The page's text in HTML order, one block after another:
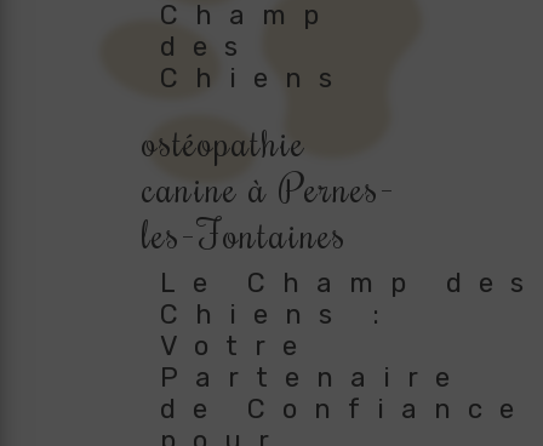
Champ
des
Chiens
ostéopathie
canine à Pernes-
les-Fontaines
Le Champ des
Chiens :
Votre
Partenaire
de Confiance